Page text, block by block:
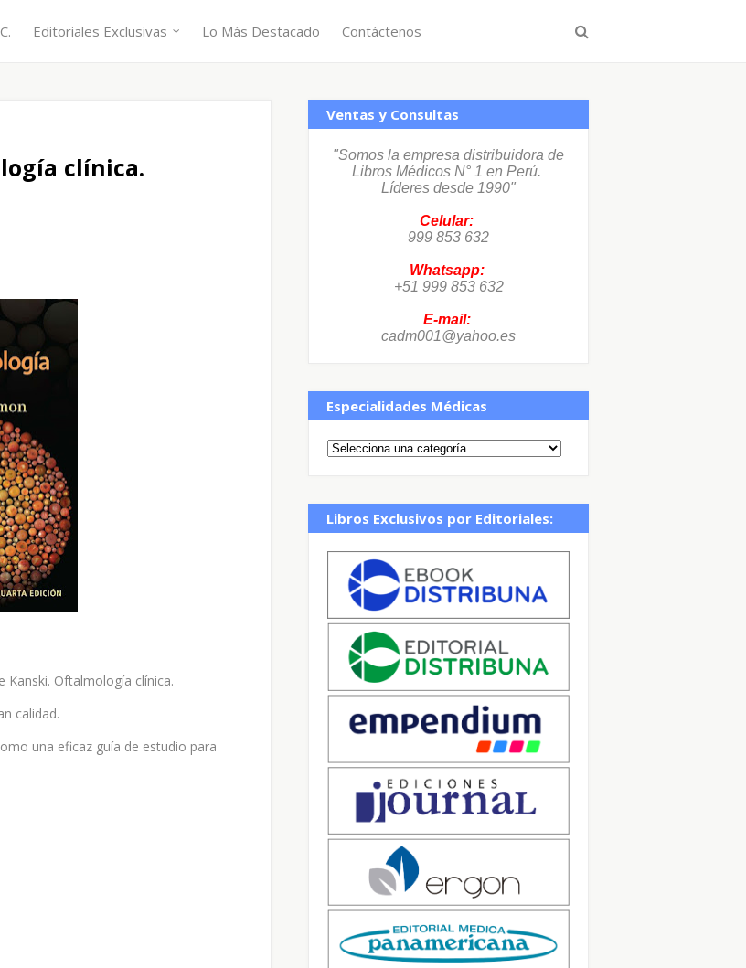
Editoriales Exclusivas Lo Más Destacado Contáctenos
clínica.
Kanski. Oftalmología clínica.
calidad.
una eficaz guía de estudio para
Ventas y Consultas
"Somos la empresa distribuidora de
Libros Médicos N° 1 en Perú.
Líderes desde 1990"
Celular:
999 853 632
Whatsapp:
+51 999 853 632
E-mail:
cadm001@yahoo.es
Especialidades Médicas
Libros Exclusivos por Editoriales: